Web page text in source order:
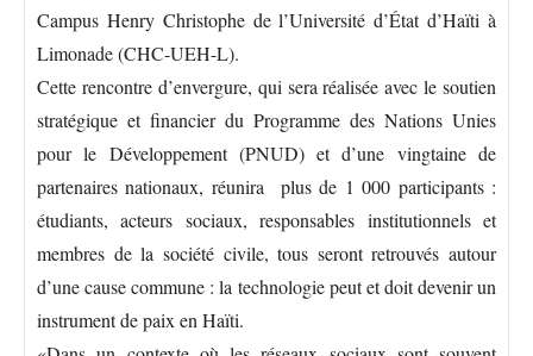
Campus Henry Christophe de l’Université d’État d’Haïti à
Limonade (CHC-UEH-L).
Cette rencontre d’envergure, qui sera réalisée avec le soutien
stratégique et financier du Programme des Nations Unies
pour le Développement (PNUD) et d’une vingtaine de
partenaires nationaux, réunira plus de 1 000 participants :
étudiants, acteurs sociaux, responsables institutionnels et
membres de la société civile, tous seront retrouvés autour
d’une cause commune : la technologie peut et doit devenir un
instrument de paix en Haïti.